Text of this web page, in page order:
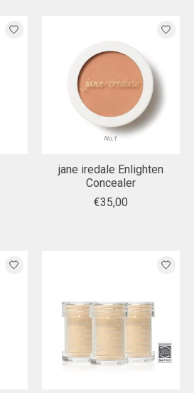
jane iredale Enlighten
Concealer
€35,00